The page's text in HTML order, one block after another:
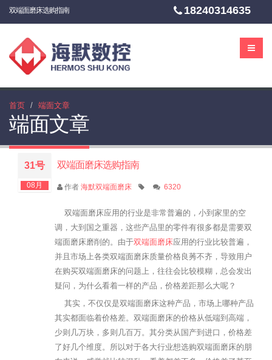
18240314635
双端面磨床选购指南
首页 端面文章
端面文章
31号
08月
双端面磨床选购指南
作者 海默双端面磨床 6320
双端面磨床应用的行业是非常普遍的，小到家里的空
调，大到国之重器，这些产品里的零件有很多都是需要双
端面磨床磨削的。由于双端面磨床应用的行业比较普遍，
并且市场上各类双端面磨床质量价格良莠不齐，导致用户
在购买双端面磨床的问题上，往往会比较模糊，总会发出
疑问，为什么看着一样的产品，价格差距那么大呢？
其实，不仅仅是双端面磨床这种产品，市场上哪种产品
其实都面临着价格差。双端面磨床的价格从低端到高端，
少则几万块，多则几百万。其分类从国产到进口，价格差
了好几个维度。所以对于各大行业想选购双端面磨床的朋